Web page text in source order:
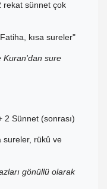
rekat sünnet çok
kısa sureler"
Kuran'dan sure
2 Sünnet (sonrası)
sureler, rükû ve
gönüllü olarak